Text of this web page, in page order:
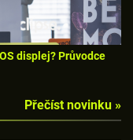
displej? Průvodce
Přečíst novinku »